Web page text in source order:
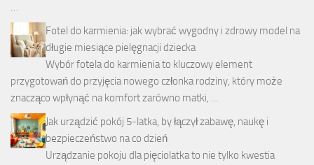
…
Fotel do karmienia: jak wybrać wygodny i zdrowy model na
długie miesiące pielęgnacji dziecka
Wybór fotela do karmienia to kluczowy element
przygotowań do przyjęcia nowego członka rodziny, który może
znacząco wpłynąć na komfort zarówno matki, …
Jak urządzić pokój 5-latka, by łączył zabawę, naukę i
bezpieczeństwo na co dzień
Urządzanie pokoju dla pięciolatka to nie tylko kwestia